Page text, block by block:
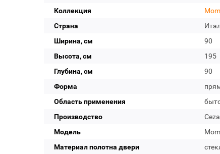
Коллекция
Страна
Ширина, см
90
Высота, см
195
Глубина, см
90
Форма
Область применения
Производство
Модель
Материал полотна двери